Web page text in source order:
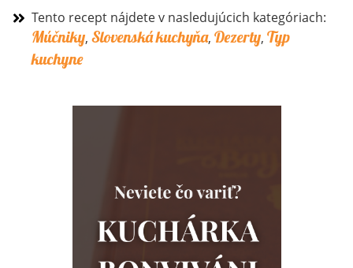
Tento recept nájdete v nasledujúcich kategóriach:
Múčniky, Slovenská kuchyňa, Dezerty, Typ
kuchyne